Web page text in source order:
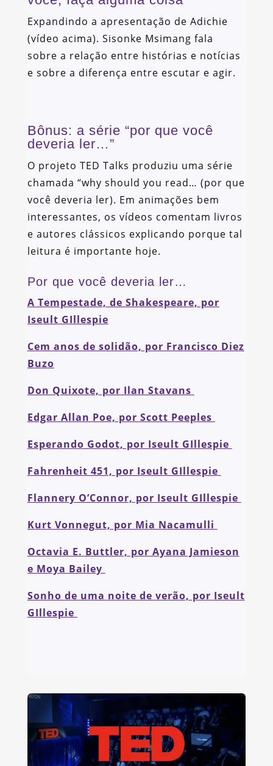
Expandindo a apresentação de Adichie
(vídeo acima). Sisonke Msimang fala
sobre a relação entre histórias e notícias
e sobre a diferença entre escutar e agir.
Bônus: a série “por que você
deveria ler…”
O projeto TED Talks produziu uma série
chamada “why should you read… (por que
você deveria ler). Em animações bem
interessantes, os vídeos comentam livros
e autores clássicos explicando porque tal
leitura é importante hoje.
Por que você deveria ler…
A Tempestade, de Shakespeare, por
Iseult GIllespie
Cem anos de solidão, por Francisco Diez
Buzo
Don Quixote, por Ilan Stavans
Edgar Allan Poe, por Scott Peeples
Esperando Godot, por Iseult GIllespie
Fahrenheit 451, por Iseult GIllespie
Flannery O’Connor, por Iseult GIllespie
Kurt Vonnegut, por Mia Nacamulli
Octavia E. Buttler, por Ayana Jamieson
e Moya Bailey
Sonho de uma noite de verão, por Iseult
GIllespie